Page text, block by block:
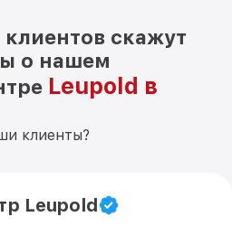
скажут
о нашем
Leupold в
клиенты?
Leupold